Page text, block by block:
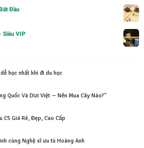
Đầu
Siêu VIP
học nhất khi đi du học
Quốc Và Dizi Việt — Nên Mua Cây Nào?"
C5 Giá Rẻ, Đẹp, Cao Cấp
cùng Nghệ sĩ ưu tú Hoàng Anh